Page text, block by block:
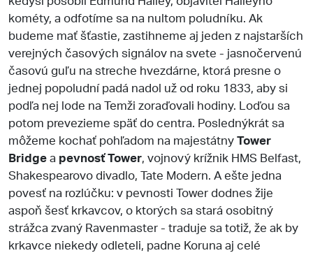
kométy, a odfotíme sa na nultom poludníku. Ak
budeme mať šťastie, zastihneme aj jeden z najstarších
verejných časových signálov na svete - jasnočervenú
časovú guľu na streche hvezdárne, ktorá presne o
jednej popoludní padá nadol už od roku 1833, aby si
podľa nej lode na Temži zoraďovali hodiny. Loďou sa
potom prevezieme späť do centra. Poslednýkrát sa
môžeme kochať pohľadom na majestátnyTower
Bridgea pevnosť Tower, vojnový krížnik HMS Belfast,
Shakespearovo divadlo, Tate Modern. A ešte jedna
povesť na rozlúčku: v pevnosti Tower dodnes žije
aspoň šesť krkavcov, o ktorých sa stará osobitný
strážca zvaný Ravenmaster - traduje sa totiž, že ak by
krkavce niekedy odleteli, padne Koruna aj celé